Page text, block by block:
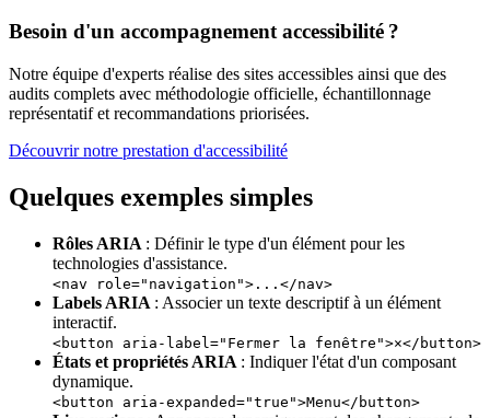
Besoin d'un accompagnement accessibilité ?
Notre équipe d'experts réalise des sites accessibles ainsi que des
audits complets avec méthodologie officielle, échantillonnage
représentatif et recommandations priorisées.
Découvrir notre prestation d'accessibilité
Quelques exemples simples
Rôles ARIA : Définir le type d'un élément pour les
technologies d'assistance.
<nav role="navigation">...</nav>
Labels ARIA : Associer un texte descriptif à un élément
interactif.
<button aria-label="Fermer la fenêtre">×</button>
États et propriétés ARIA : Indiquer l'état d'un composant
dynamique.
<button aria-expanded="true">Menu</button>